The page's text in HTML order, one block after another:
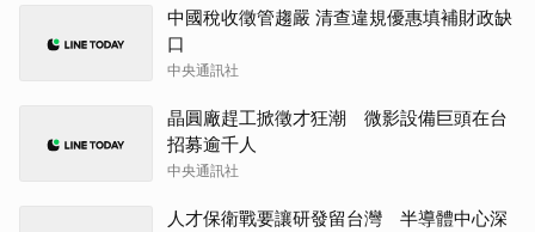
中國稅收徵管趨嚴 清查違規優惠填補財政缺
口
中央通訊社
晶圓廠趕工掀徵才狂潮 微影設備巨頭在台
招募逾千人
中央通訊社
人才保衛戰要讓研發留台灣 半導體中心深